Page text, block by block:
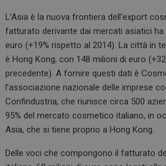
ce
b
o
o
k
ke
dI
n
at
s
A
p
p
L’Asia è la nuova frontiera dell’export
fatturato derivante dai mercati asiatici
euro (+19% rispetto al 2014). La città in
è Hong Kong, con 148 milioni di euro
precedente). A fornire questi dati è
l’associazione nazionale delle imprese
Confindustria, che riunisce circa 500
95% del mercato cosmetico italiano, in
Asia, che si tiene proprio a Hong Kong.
Delle voci che compongono il fatturato